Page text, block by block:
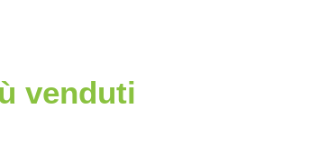
venduti